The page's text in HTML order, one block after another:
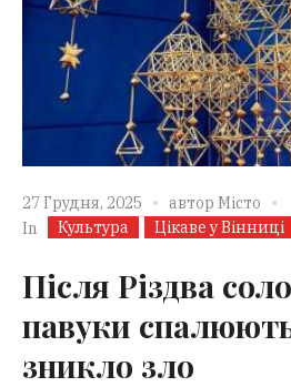
27 Грудня, 2025 автор Місто
In
Культура Цікаве у Вінниці
Після Різдва
павуки
зникло зло